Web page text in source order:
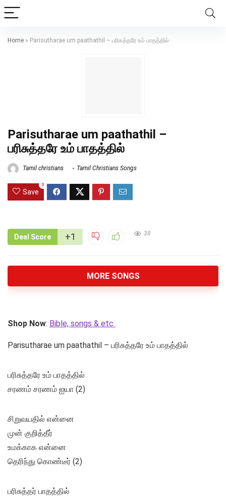
Home » Parisutharae um paathathil – பரிசுத்தரே உம் பாதத்தில்
Parisutharae um paathathil –
பரிசுத்தரே உம் பாதத்தில்
Tamil christians Tamil Christians Songs
Save
0
Deal Score +1 38
MORE SONGS
Shop Now: Bible, songs & etc
Parisutharae um paathathil – பரிசுத்தரே உம் பாதத்தில்
பரிசுத்தரே உம் பாதத்தில்
சரணம் சரணம் ஐயா (2)
சிறுவயதில் என்னை
முன் குறித்தீர்
உமக்காக என்னை
தெரிந்து கொண்டீர் (2)
பரிசுத்தர் பாதத்தில்